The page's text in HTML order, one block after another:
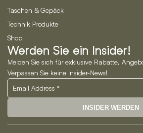
Taschen & Gepäck
Technik Produkte
Shop
Werden Sie ein Insider!
Melden Sie sich für exklusive Rabatte,
Verpassen Sie keine Insider-News!
INSIDER WERDEN